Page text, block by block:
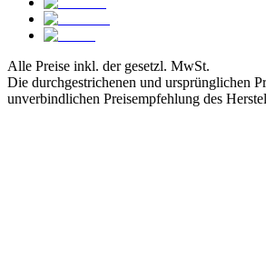
Alle Preise inkl. der gesetzl. MwSt.
Die durchgestrichenen und ursprünglichen
unverbindlichen Preisempfehlung des